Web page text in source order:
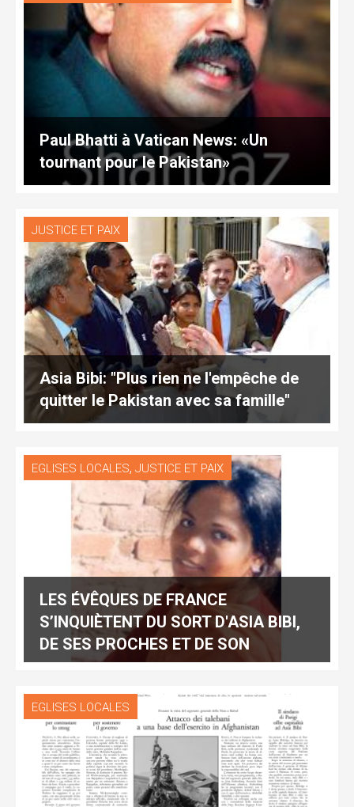
Paul Bhatti à Vatican News: «Un
tournant pour le Pakistan»
JUSTICE ET PAIX
Asia Bibi: "Plus rien ne l'empêche de
quitter le Pakistan avec sa famille"
EGLISES LOCALES, JUSTICE ET PAIX
LES ÉVÊQUES DE FRANCE
S’INQUIÈTENT DU SORT D'ASIA BIBI,
DE SES PROCHES ET DE SON
AVOCAT
EGLISES LOCALES